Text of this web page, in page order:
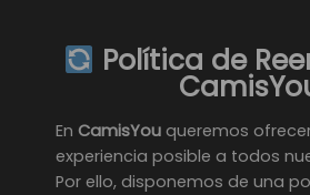
Política de
En CamisYou queremos
experiencia posible a todos
Por ello, disponemos de una